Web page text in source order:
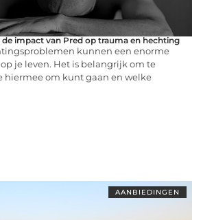
de impact van Pred op trauma en hechting
kunnen een enorme
je leven. Het is belangrijk om te
hiermee om kunt gaan en welke
AANBIEDINGEN